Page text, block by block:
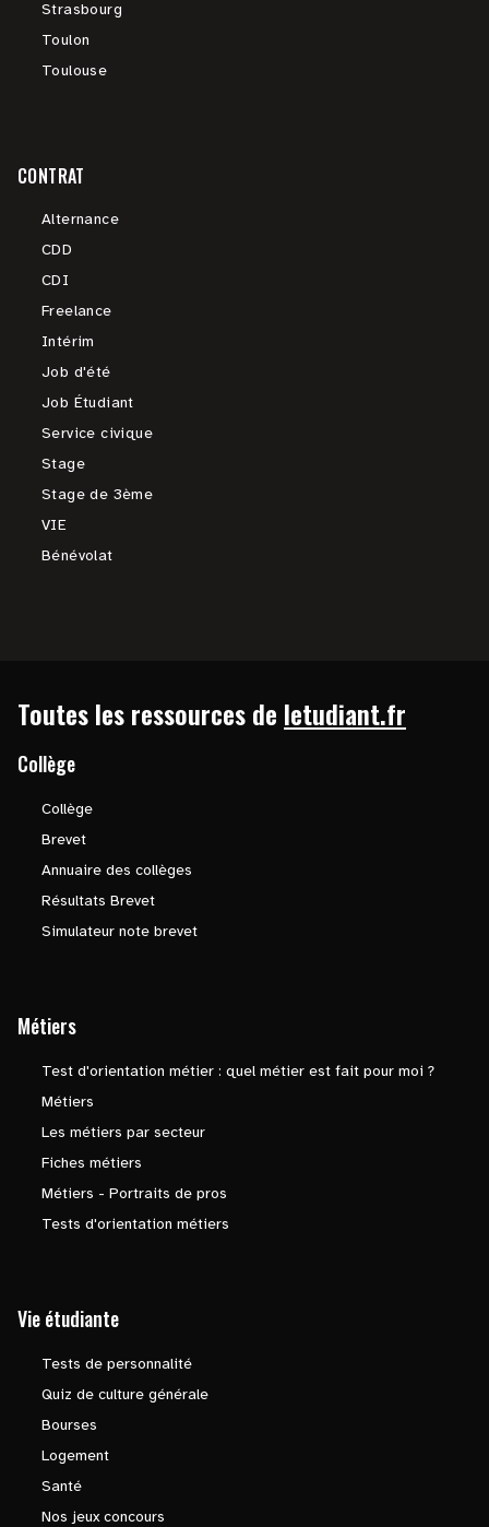
Strasbourg
Toulon
Toulouse
CONTRAT
Alternance
CDD
CDI
Freelance
Intérim
Job d'été
Job Étudiant
Service civique
Stage
Stage de 3ème
VIE
Bénévolat
Toutes les ressources de letudiant.fr
Collège
Collège
Brevet
Annuaire des collèges
Résultats Brevet
Simulateur note brevet
Métiers
Test d'orientation métier : quel métier est fait pour moi ?
Métiers
Les métiers par secteur
Fiches métiers
Métiers - Portraits de pros
Tests d'orientation métiers
Vie étudiante
Tests de personnalité
Quiz de culture générale
Bourses
Logement
Santé
Nos jeux concours